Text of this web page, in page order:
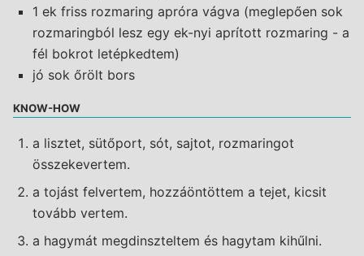
1 ek friss rozmaring apróra vágva (meglepően sok
rozmaringból lesz egy ek-nyi aprított rozmaring - a
fél bokrot letépkedtem)
jó sok őrölt bors
KNOW-HOW
a lisztet, sütőport, sót, sajtot, rozmaringot
összekevertem.
a tojást felvertem, hozzáöntöttem a tejet, kicsit
tovább vertem.
a hagymát megdinszteltem és hagytam kihűlni.